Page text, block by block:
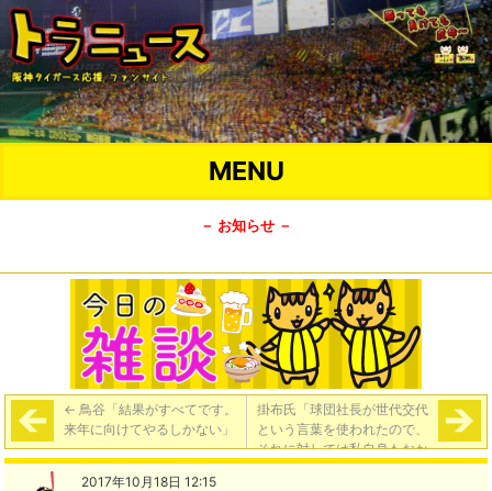
MENU
－ お知らせ －
← 鳥谷「結果がすべてです。
来年に向けてやるしかない」
掛布氏「球団社長が世代交代
という言葉を使われたので、
それに対しては私自身もおか
しいんじゃないですかと…６
2017年10月18日 12:15